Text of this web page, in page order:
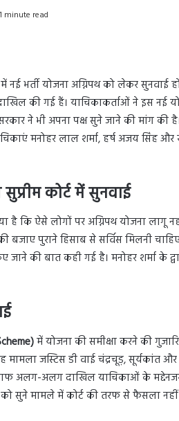
1 minute read
नई भर्ती योजना अग्निपथ को लेकर
की गई हैं। याचिकाकर्ताओं ने इस
ने भी अपना पक्ष सुने जाने की मांग की
मनोहर लाल शर्मा, हर्ष अजय सिंह
कोर्ट में सुनवाई
है कि ऐसे लोगों पर अग्निपथ योजना लागू
बजाए पुराने हिसाब से सर्विस मिलनी
की बात कही गई है। मनोहर शर्मा के
में योजना की समीक्षा करने की
मामला जस्टिस डी वाई चंद्रचूड़, सूर्यकांत
अलग-अलग दाखिल याचिकाओं के
सुने मामले में कोर्ट की तरफ से फैसला